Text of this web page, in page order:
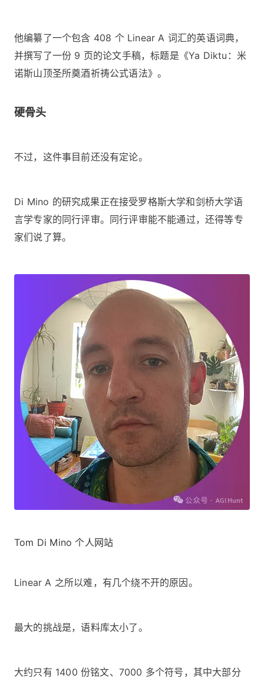
他编纂了一个包含 408 个 Linear A 词汇的英语词典，
并撰写了一份 9 页的论文手稿，标题是《Ya Diktu：米
诺斯山顶圣所奠酒祈祷公式语法》。
硬骨头
不过，这件事目前还没有定论。
Di Mino 的研究成果正在接受罗格斯大学和剑桥大学语
言学专家的同行评审。同行评审能不能通过，还得等专
家们说了算。
Tom Di Mino 个人网站
Linear A 之所以难，有几个绕不开的原因。
最大的挑战是，语料库太小了。
大约只有 1400 份铭文、7000 多个符号，其中大部分